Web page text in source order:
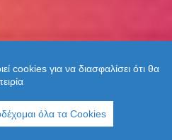
cookies για να διασφαλίσει ότι θα
όλα τα Cookies